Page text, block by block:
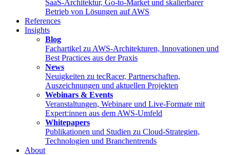
SaaS-Architektur, Go-to-Market und skalierbarer
Betrieb von Lösungen auf AWS
References
Insights
Blog
Fachartikel zu AWS-Architekturen, Innovationen und
Best Practices aus der Praxis
News
Neuigkeiten zu tecRacer, Partnerschaften,
Auszeichnungen und aktuellen Projekten
Webinars & Events
Veranstaltungen, Webinare und Live-Formate mit
Expert:innen aus dem AWS-Umfeld
Whitepapers
Publikationen und Studien zu Cloud-Strategien,
Technologien und Branchentrends
About